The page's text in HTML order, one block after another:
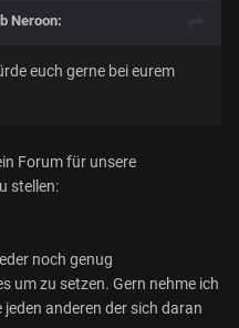
Neroon:
euch gerne bei eurem
Forum für unsere
stellen:
noch genug
um zu setzen. Gern nehme ich
anderen der sich daran